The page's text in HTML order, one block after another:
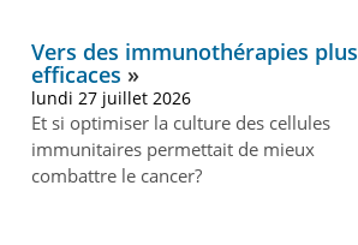
Vers des immunothérapies plus
efficaces
lundi 27 juillet 2026
Et si optimiser la culture des cellules
immunitaires permettait de mieux
combattre le cancer?